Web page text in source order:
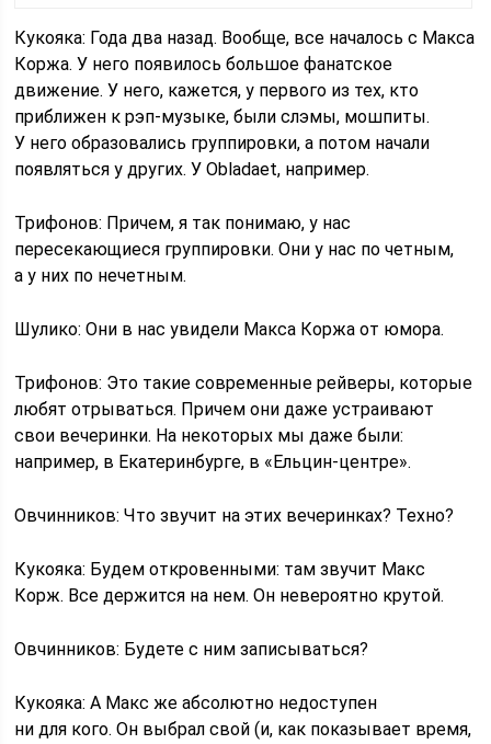
Кукояка: Года два назад. Вообще, все началось с Макса
Коржа. У него появилось большое фанатское
движение. У него, кажется, у первого из тех, кто
приближен к рэп-музыке, были слэмы, мошпиты.
У него образовались группировки, а потом начали
появляться у других. У Obladaet, например.
Трифонов: Причем, я так понимаю, у нас
пересекающиеся группировки. Они у нас по четным,
а у них по нечетным.
Шулико: Они в нас увидели Макса Коржа от юмора.
Трифонов: Это такие современные рейверы, которые
любят отрываться. Причем они даже устраивают
свои вечеринки. На некоторых мы даже были:
например, в Екатеринбурге, в «Ельцин-центре».
Овчинников: Что звучит на этих вечеринках? Техно?
Кукояка: Будем откровенными: там звучит Макс
Корж. Все держится на нем. Он невероятно крутой.
Овчинников: Будете с ним записываться?
Кукояка: А Макс же абсолютно недоступен
ни для кого. Он выбрал свой (и, как показывает время,